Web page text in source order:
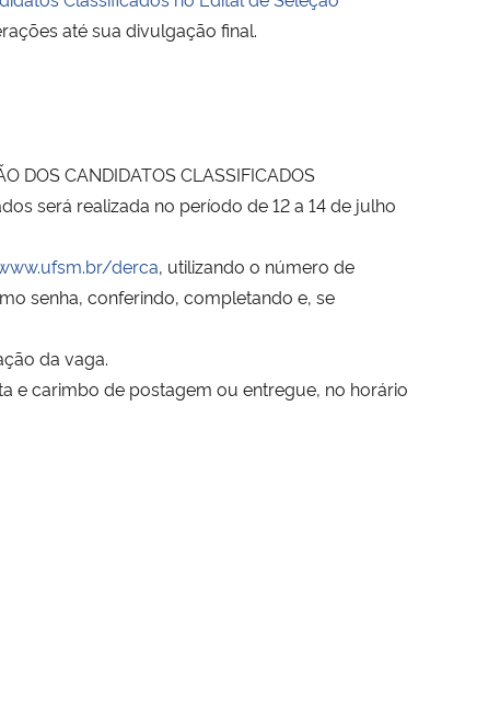
até sua divulgação final.
DOS CANDIDATOS CLASSIFICADOS
será realizada no período de 12 a 14 de julho
derca, utilizando o número de
senha, conferindo, completando e, se
da vaga.
e carimbo de postagem ou entregue, no horário